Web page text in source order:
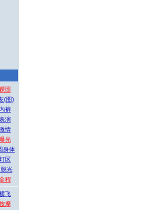
照
(图)
裤
演
情
光
身体
区
光
程
飞
摩